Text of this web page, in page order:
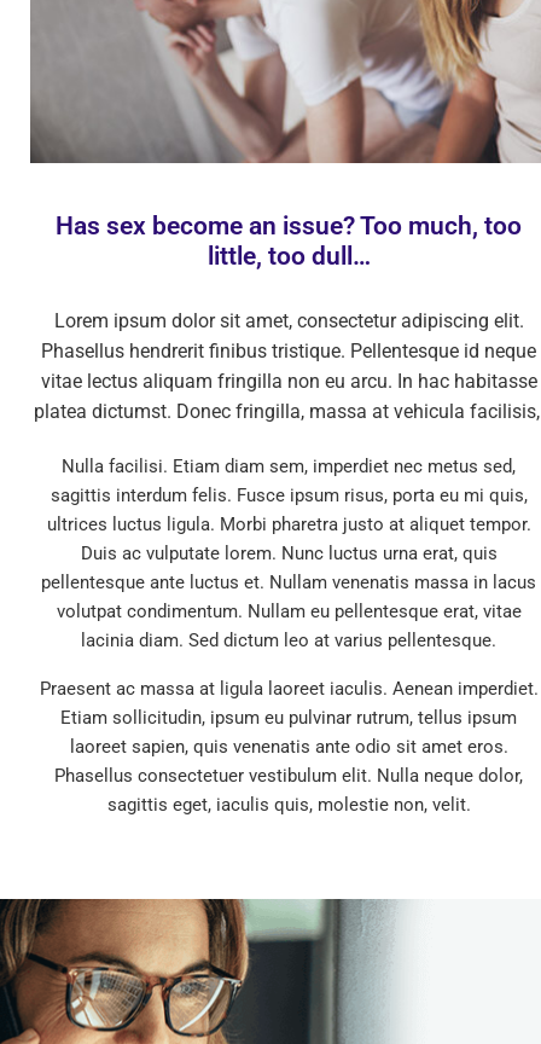
Has sex become an issue? Too much, too
little, too dull…
Lorem ipsum dolor sit amet, consectetur adipiscing elit.
Phasellus hendrerit finibus tristique. Pellentesque id neque
vitae lectus aliquam fringilla non eu arcu. In hac habitasse
platea dictumst. Donec fringilla, massa at vehicula
Nulla facilisi. Etiam diam sem, imperdiet nec metus sed,
sagittis interdum felis. Fusce ipsum risus, porta eu mi quis,
ultrices luctus ligula. Morbi pharetra justo at aliquet tempor.
Duis ac vulputate lorem. Nunc luctus urna erat, quis
pellentesque ante luctus et. Nullam venenatis massa in lacus
volutpat condimentum. Nullam eu pellentesque erat, vitae
lacinia diam. Sed dictum leo at varius pellentesque.
Praesent ac massa at ligula laoreet iaculis. Aenean imperdiet.
Etiam sollicitudin, ipsum eu pulvinar rutrum, tellus ipsum
laoreet sapien, quis venenatis ante odio sit amet eros.
Phasellus consectetuer vestibulum elit. Nulla neque dolor,
sagittis eget, iaculis quis, molestie non, velit.